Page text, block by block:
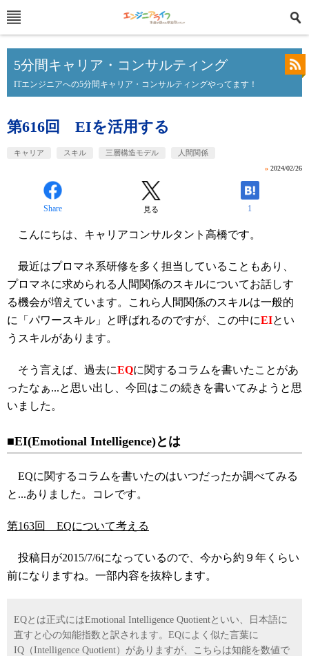
5分間キャリア・コンサルティング
ITエンジニアへの5分間キャリア・コンサルティングやってます！
第616回 EIを活用する
キャリア スキル 三層構造モデル 人間関係
» 2024/02/26
Share 見る 1
こんにちは、キャリアコンサルタント高橋です。
最近はプロマネ系研修を多く担当していることもあり、
プロマネに求められる人間関係のスキルについてお話しす
る機会が増えています。これら人間関係のスキルは一般的
に「パワースキル」と呼ばれるのですが、この中にEIとい
うスキルがあります。
そう言えば、過去にEQに関するコラムを書いたことがあ
ったなぁ...と思い出し、今回はこの続きを書いてみようと思
いました。
■EI(Emotional Intelligence)とは
EQに関するコラムを書いたのはいつだったか調べてみる
と...ありました。コレです。
第163回 EQについて考える
投稿日が2015/7/6になっているので、今から約９年くらい
前になりますね。一部内容を抜粋します。
EQとは正式にはEmotional Intelligence Quotientといい、日本語に
直すと心の知能指数と訳されます。EQによく似た言葉に
IQ（Intelligence Quotient）がありますが、こちらは知能を数値で